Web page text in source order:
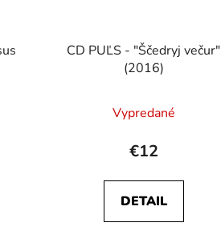
CD PUĽS - "Ščedryj večur"
(2016)
Vypredané
€12
DETAIL